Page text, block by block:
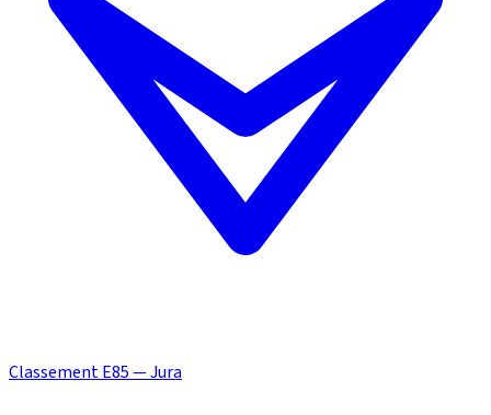
Classement E85 — Jura